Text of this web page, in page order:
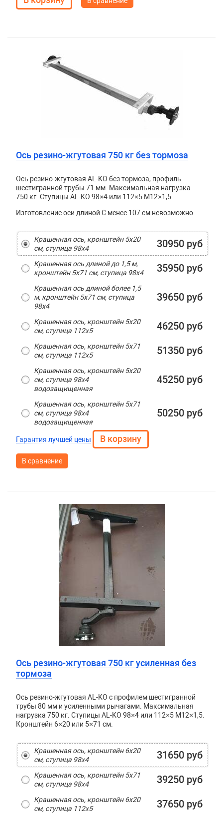
Ось резино-жгутовая 750 кг без тормоза
Ось резино-жгутовая AL-KO без тормоза, профиль
шестигранной трубы 71 мм. Максимальная нагрузка
750 кг. Ступицы AL-KO 98×4 или 112×5 М12×1,5.
Изготовление оси длиной C менее 107 см невозможно.
Крашенная ось, кронштейн 5х20
см, ступица 98х4
30950 руб
Крашенная ось длиной до 1,5 м,
кронштейн 5х71 см, ступица 98х4
35950 руб
Крашенная ось длиной более 1,5
м, кронштейн 5х71 см, ступица
98х4
39650 руб
Крашенная ось, кронштейн 5х20
см, ступица 112х5
46250 руб
Крашенная ось, кронштейн 5х71
см, ступица 112х5
51350 руб
Крашенная ось, кронштейн 5х20
см, ступица 98х4
водозащищенная
45250 руб
Крашенная ось, кронштейн 5х71
см, ступица 98х4
водозащищенная
50250 руб
Гарантия лучшей цены
В сравнение
Ось резино-жгутовая 750 кг усиленная без
тормоза
Ось резино-жгутовая AL-KO с профилем шестигранной
трубы 80 мм и усиленными рычагами. Максимальная
нагрузка 750 кг. Ступицы AL-KO 98×4 или 112×5 М12×1,5.
Кронштейн 6×20 или 5×71 см.
Крашенная ось, кронштейн 6х20
см, ступица 98х4
31650 руб
Крашенная ось, кронштейн 5х71
см, ступица 98х4
39250 руб
Крашенная ось, кронштейн 6х20
см, ступица 112х5
37650 руб